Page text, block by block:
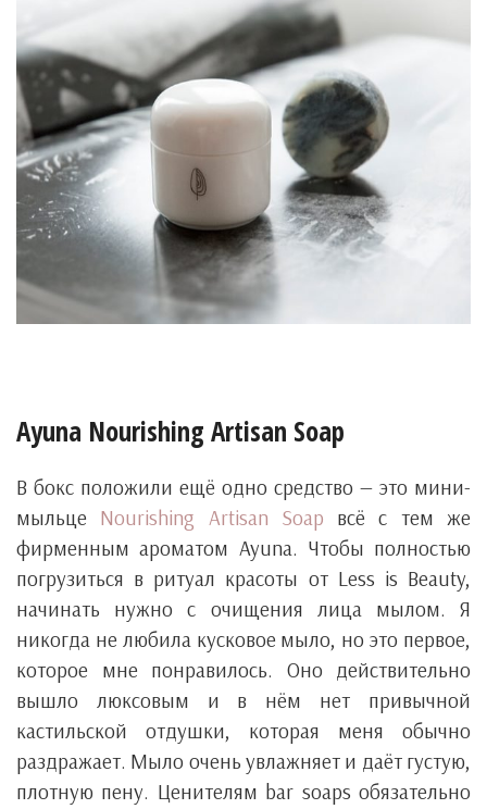
Ayuna Nourishing Artisan Soap
В бокс положили ещё одно средство — это мини-
мыльце Nourishing Artisan Soap всё с тем же
фирменным ароматом Ayuna. Чтобы полностью
погрузиться в ритуал красоты от Less is Beauty,
начинать нужно с очищения лица мылом. Я
никогда не любила кусковое мыло, но это первое,
которое мне понравилось. Оно действительно
вышло люксовым и в нём нет привычной
кастильской отдушки, которая меня обычно
раздражает. Мыло очень увлажняет и даёт густую,
плотную пену. Ценителям bar soaps обязательно